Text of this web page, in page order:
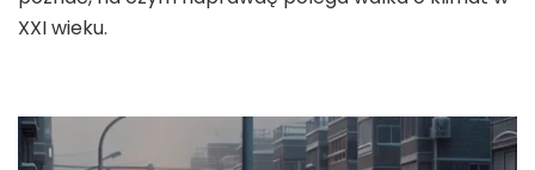
XXI wieku.